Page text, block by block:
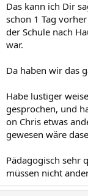
Das kann ich Dir
schon 1 Tag
der Schule nach
war.
Da haben wir das
Habe lustiger
gesprochen, und
on Chris etwas
gewesen wäre
Pädagogisch sehr
müssen nicht